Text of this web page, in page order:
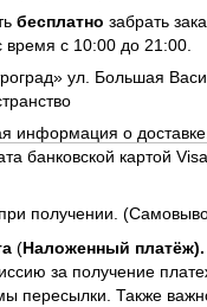
бесплатно забрать
время с 10:00 до 21:00.
ул. Большая
информация о доставке.
банковской картой
получении.
(Наложенный платёж).
за получение
пересылки. Также